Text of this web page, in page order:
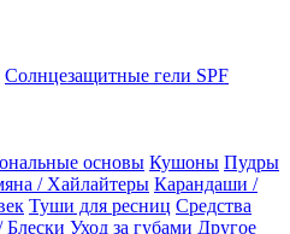
Солнцезащитные гели SPF
основы Кушоны Пудры
/ Хайлайтеры Карандаши /
Туши для ресниц Средства
Уход за губами Другое